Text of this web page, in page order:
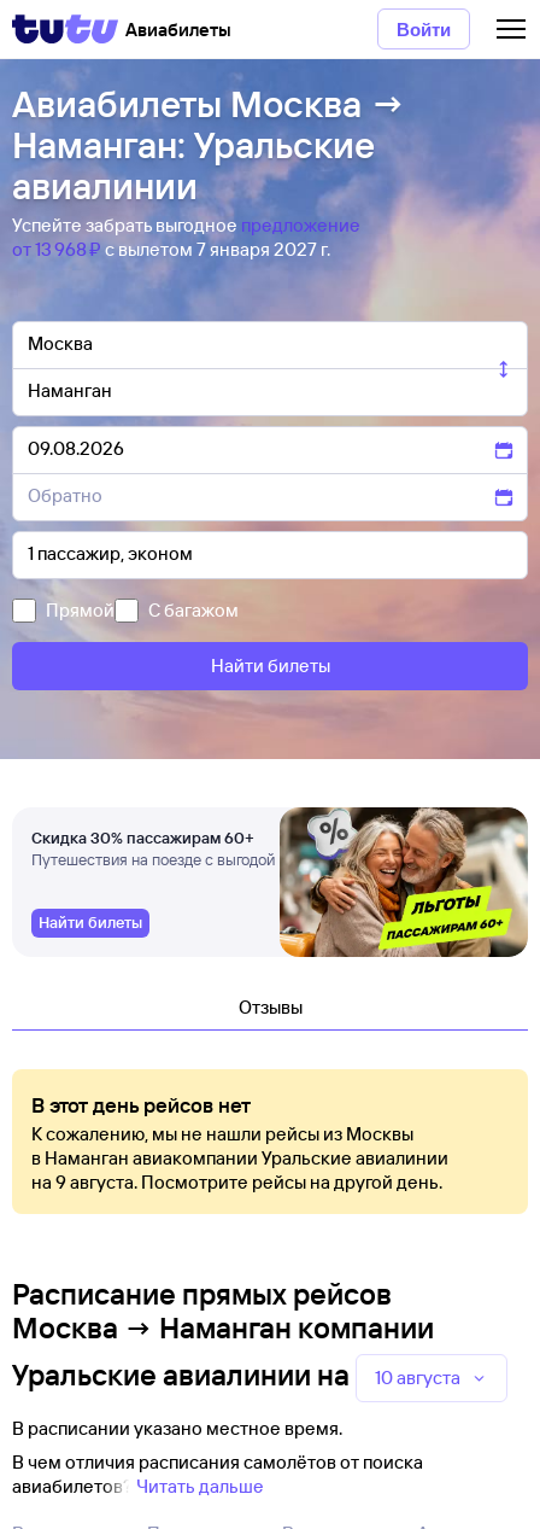
Авиабилеты Войти
Авиабилеты Москва →
Наманган: Уральские
авиалинии
Успейте забрать выгодное предложение
от 13 ⁠968 ⁠₽с вылетом 7 января 2027 г.
Прямой С багажом
Найти билеты
Скидка 30% пассажирам 60+
Путешествия на поезде с выгодой
Найти билеты
Отзывы
В этот день рейсов нет
К сожалению, мы не нашли рейсы из Москвы
в Наманган авиакомпании Уральские авиалинии
на 9 августа. Посмотрите рейсы на другой день.
Расписание прямых рейсов
Москва → Наманган компании
Уральские авиалинии на 10 августа
В расписании указано местное время.
В чем отличия расписания самолётов от поиска
авиабилетов? Читать дальше